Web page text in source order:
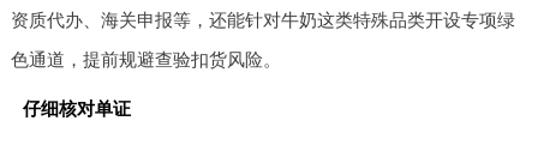
资质代办、海关申报等，还能针对牛奶这类特殊品类开设专项绿
色通道，提前规避查验扣货风险。
仔细核对单证